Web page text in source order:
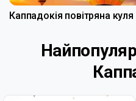
Каппадокія повітряна куля